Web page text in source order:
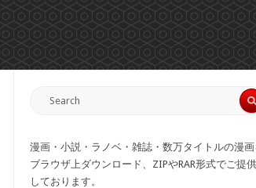
漫画・小説・ラノベ・雑誌・数万タイトルの漫画
ブラウザ上ダウンロード、ZIPやRAR形式でご提供
しております。